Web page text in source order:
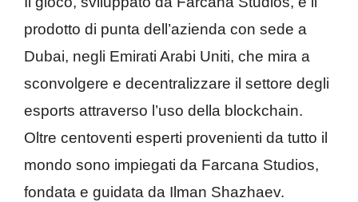
prodotto di punta dell’azienda con sede a
Dubai, negli Emirati Arabi Uniti, che mira a
sconvolgere e decentralizzare il settore degli
esports attraverso l’uso della blockchain.
Oltre centoventi esperti provenienti da tutto il
mondo sono impiegati da Farcana Studios,
fondata e guidata da Ilman Shazhaev.